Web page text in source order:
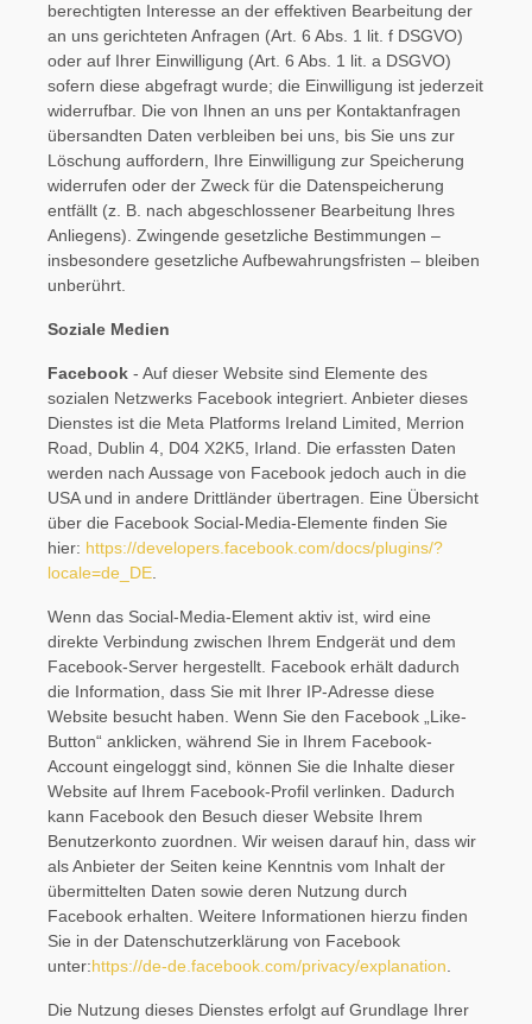
berechtigten Interesse an der effektiven Bearbeitung der
an uns gerichteten Anfragen (Art. 6 Abs. 1 lit. f DSGVO)
oder auf Ihrer Einwilligung (Art. 6 Abs. 1 lit. a DSGVO)
sofern diese abgefragt wurde; die Einwilligung ist jederzeit
widerrufbar. Die von Ihnen an uns per Kontaktanfragen
übersandten Daten verbleiben bei uns, bis Sie uns zur
Löschung auffordern, Ihre Einwilligung zur Speicherung
widerrufen oder der Zweck für die Datenspeicherung
entfällt (z. B. nach abgeschlossener Bearbeitung Ihres
Anliegens). Zwingende gesetzliche Bestimmungen –
insbesondere gesetzliche Aufbewahrungsfristen – bleiben
unberührt.
Soziale Medien
Facebook - Auf dieser Website sind Elemente des
sozialen Netzwerks Facebook integriert. Anbieter dieses
Dienstes ist die Meta Platforms Ireland Limited, Merrion
Road, Dublin 4, D04 X2K5, Irland. Die erfassten Daten
werden nach Aussage von Facebook jedoch auch in die
USA und in andere Drittländer übertragen. Eine Übersicht
über die Facebook Social-Media-Elemente finden Sie
hier: https://developers.facebook.com/docs/plugins/?
locale=de_DE
Wenn das Social-Media-Element aktiv ist, wird eine
direkte Verbindung zwischen Ihrem Endgerät und dem
Facebook-Server hergestellt. Facebook erhält dadurch
die Information, dass Sie mit Ihrer IP-Adresse diese
Website besucht haben. Wenn Sie den Facebook „Like-
Button“ anklicken, während Sie in Ihrem Facebook-
Account eingeloggt sind, können Sie die Inhalte dieser
Website auf Ihrem Facebook-Profil verlinken. Dadurch
kann Facebook den Besuch dieser Website Ihrem
Benutzerkonto zuordnen. Wir weisen darauf hin, dass wir
als Anbieter der Seiten keine Kenntnis vom Inhalt der
übermittelten Daten sowie deren Nutzung durch
Facebook erhalten. Weitere Informationen hierzu finden
Sie in der Datenschutzerklärung von Facebook
unter:https://de-de.facebook.com/privacy/explanation
Die Nutzung dieses Dienstes erfolgt auf Grundlage Ihrer